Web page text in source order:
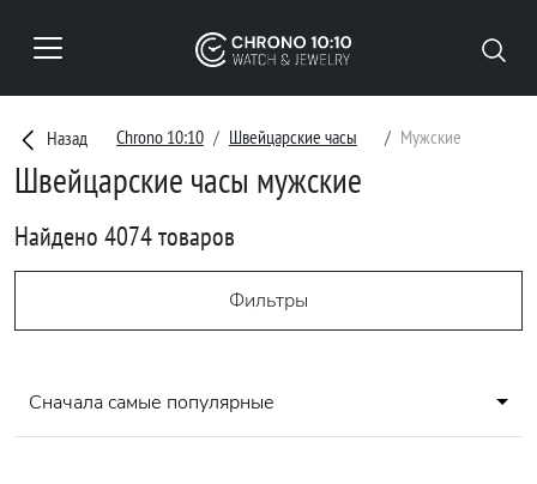
Назад Chrono 10:10 Швейцарские часы Мужские
Швейцарские часы мужские
Найдено 4074 товаров
Фильтры
Сначала самые популярные